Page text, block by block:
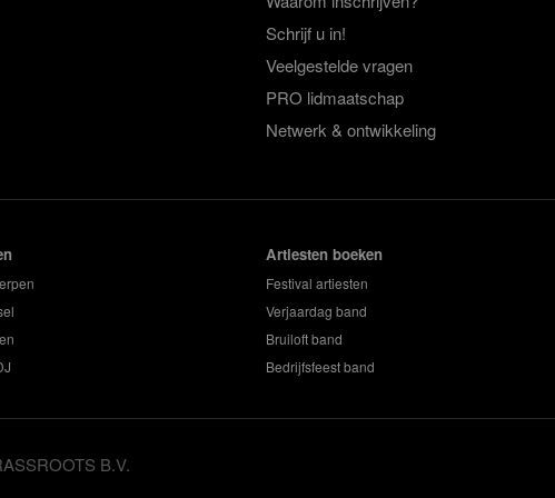
Schrijf u in!
Veelgestelde vragen
PRO lidmaatschap
Netwerk & ontwikkeling
Artiesten boeken
Festival artiesten
Verjaardag band
Bruiloft band
Bedrijfsfeest band
B.V.